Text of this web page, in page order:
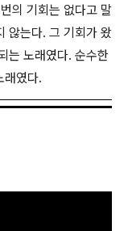
의 기회는 없다고 말
않는다. 그 기회가 왔
는 노래였다. 순수한
래였다.